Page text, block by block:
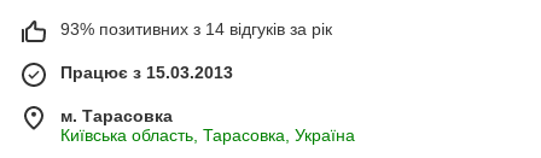
93% позитивних з 14 відгуків за рік
Працює з 15.03.2013
м. Тарасовка
Київська область, Тарасовка, Україна